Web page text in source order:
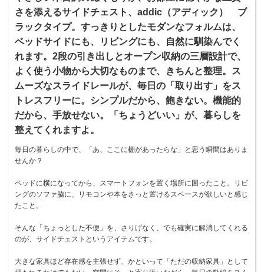
さを添えるサイドチェスト、addic（アディック） ブ
ラックタイプ。すっきりとしたモダンなフォルムは、
ベッドサイドにも、リビングにも、自然に馴染んでく
れます。2段の引き出しとオープン収納の三層設計で、
よく使う小物から大切なものまで、きちんと整理。ス
ムーズなスライドレールが、毎日の「取り出す」をス
トレスフリーに。シンプルだから、飽きない。機能的
だから、手放せない。「ちょうどいい」が、暮らしを
整えてくれますよ。
毎日の暮らしの中で、「あ、ここに棚があったらな」と思う瞬間はありま
せんか？
ベッドに横になってから、スマートフォンを置く場所に困ったこと。リビ
ングのソファ脇に、リモコンや本をさっと置けるスペースが欲しいと感じ
たこと。
そんな「ちょっとした不便」を、さりげなく、でも確実に解消してくれる
のが、サイドチェストというアイテムです。
大きな家具ほど存在感を主張せず、かといって「ただの収納家具」として